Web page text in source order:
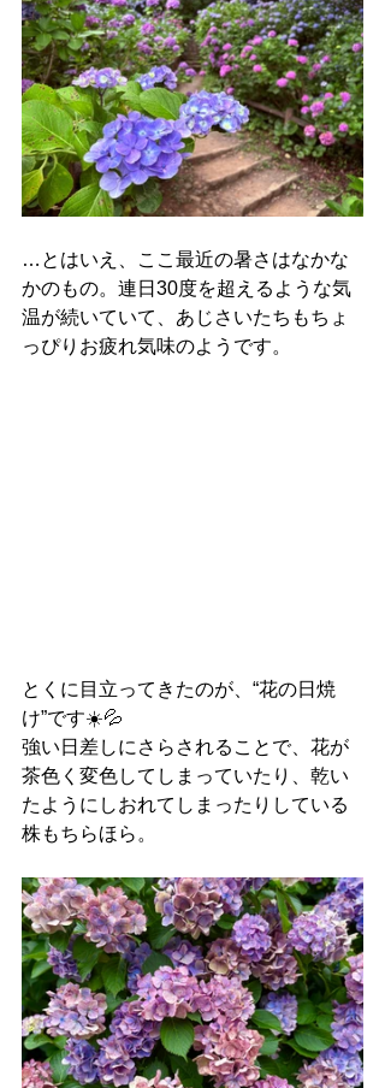
…とはいえ、ここ最近の暑さはなかな
かのもの。連日30度を超えるような気
温が続いていて、あじさいたちもちょ
っぴりお疲れ気味のようです。
とくに目立ってきたのが、“花の日焼
け”です☀️💦
強い日差しにさらされることで、花が
茶色く変色してしまっていたり、乾い
たようにしおれてしまったりしている
株もちらほら。